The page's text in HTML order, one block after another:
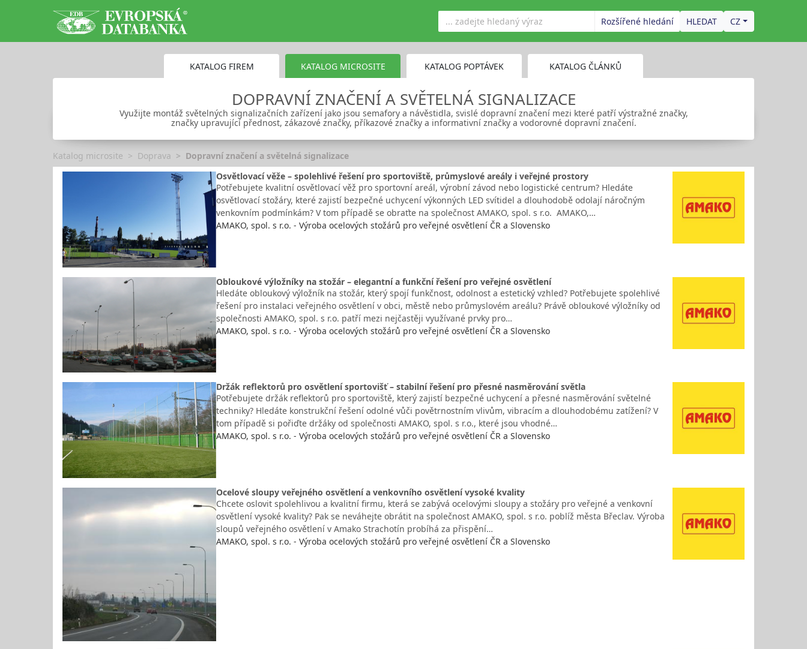
Rozšířené hledání CZ
KATALOG FIREM KATALOG MICROSITE KATALOG POPTÁVEK KATALOG ČLÁNKŮ
DOPRAVNÍ ZNAČENÍ A SVĚTELNÁ SIGNALIZACE
Využijte montáž světelných signalizačních zařízení jako jsou semafory a návěstidla, svislé dopravní značení mezi které patří výstražné značky,
značky upravující přednost, zákazové značky, příkazové značky a informativní značky a vodorovné dopravní značení.
Katalog microsite Doprava
Dopravní značení a světelná signalizace
Osvětlovací věže – spolehlivé řešení pro sportoviště, průmyslové areály i veřejné prostory
Potřebujete kvalitní osvětlovací věž pro sportovní areál, výrobní závod nebo logistické centrum? Hledáte
osvětlovací stožáry, které zajistí bezpečné uchycení výkonných LED svítidel a dlouhodobě odolají náročným
venkovním podmínkám? V tom případě se obraťte na společnost AMAKO, spol. s r.o. AMAKO,…
AMAKO, spol. s r.o. - Výroba ocelových stožárů pro veřejné osvětlení ČR a Slovensko
Obloukové výložníky na stožár – elegantní a funkční řešení pro veřejné osvětlení
Hledáte obloukový výložník na stožár, který spojí funkčnost, odolnost a estetický vzhled? Potřebujete spolehlivé
řešení pro instalaci veřejného osvětlení v obci, městě nebo průmyslovém areálu? Právě obloukové výložníky od
společnosti AMAKO, spol. s r.o. patří mezi nejčastěji využívané prvky pro…
AMAKO, spol. s r.o. - Výroba ocelových stožárů pro veřejné osvětlení ČR a Slovensko
Držák reflektorů pro osvětlení sportovišť – stabilní řešení pro přesné nasměrování světla
Potřebujete držák reflektorů pro sportoviště, který zajistí bezpečné uchycení a přesné nasměrování světelné
techniky? Hledáte konstrukční řešení odolné vůči povětrnostním vlivům, vibracím a dlouhodobému zatížení? V
tom případě si pořiďte držáky od společnosti AMAKO, spol. s r.o., které jsou vhodné…
AMAKO, spol. s r.o. - Výroba ocelových stožárů pro veřejné osvětlení ČR a Slovensko
Ocelové sloupy veřejného osvětlení a venkovního osvětlení vysoké kvality
Chcete oslovit spolehlivou a kvalitní firmu, která se zabývá ocelovými sloupy a stožáry pro veřejné a venkovní
osvětlení vysoké kvality? Pak se neváhejte obrátit na společnost AMAKO, spol. s r.o. poblíž města Břeclav. Výroba
sloupů veřejného osvětlení v Amako Strachotín probíhá za přispění…
AMAKO, spol. s r.o. - Výroba ocelových stožárů pro veřejné osvětlení ČR a Slovensko